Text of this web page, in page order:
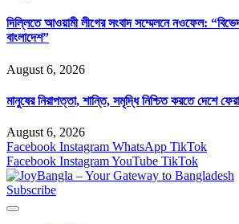
দিল্লিতে আওয়ামী লীগের সংবাদ সম্মেলনে নওফেল:
বাংলাদেশ”
August 6, 2026
মানুষের নিরাপত্তা, শান্তি, সমৃদ্ধি নিশ্চিত করতে দেশে
August 6, 2026
Facebook Instagram WhatsApp TikTok
Facebook InstagramYouTube TikTok
Subscribe